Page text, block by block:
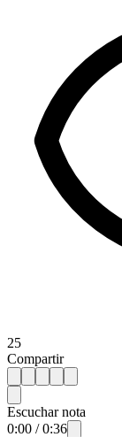
25
Compartir
Escuchar nota
0:00 /0:36